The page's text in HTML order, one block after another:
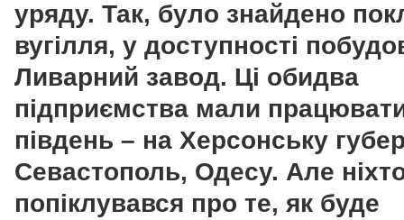
уряду. Так, було знайдено
вугілля, у доступності
Ливарний завод. Ці обидва
підприємства мали
південь – на Херсонську
Севастополь, Одесу. Але
попіклувався про те, як буде